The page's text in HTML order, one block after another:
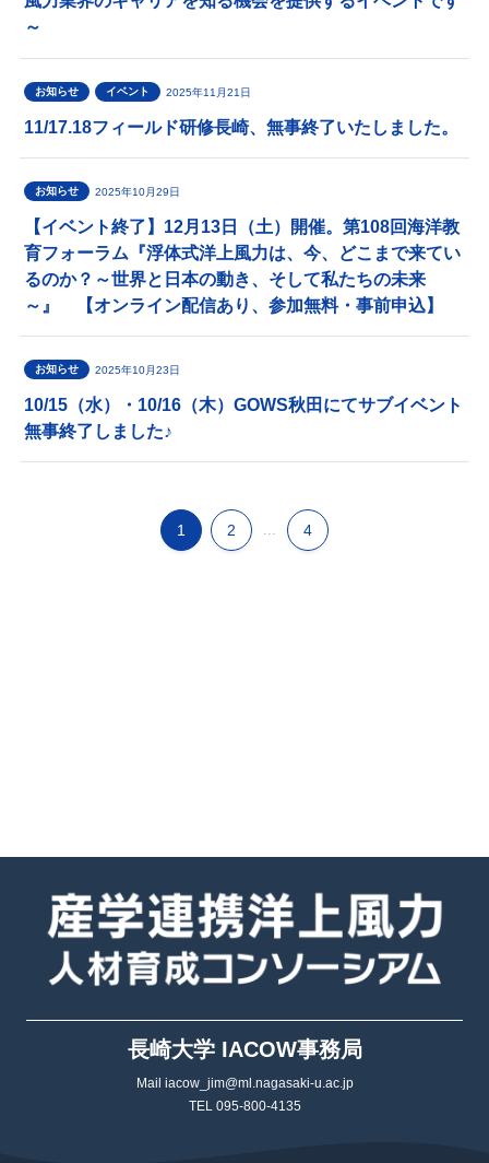
～
お知らせ イベント 2025年11月21日
11/17.18フィールド研修長崎、無事終了いたしました。
お知らせ 2025年10月29日
【イベント終了】12月13日（土）開催。第108回海洋教
育フォーラム『浮体式洋上風力は、今、どこまで来てい
るのか？～世界と日本の動き、そして私たちの未来
～』 【オンライン配信あり、参加無料・事前申込】
お知らせ 2025年10月23日
10/15（水）・10/16（木）GOWS秋田にてサブイベント
無事終了しました♪
1 2 ... 4
長崎大学 IACOW事務局
Mail iacow_jim@ml.nagasaki-u.ac.jp
TEL 095-800-4135